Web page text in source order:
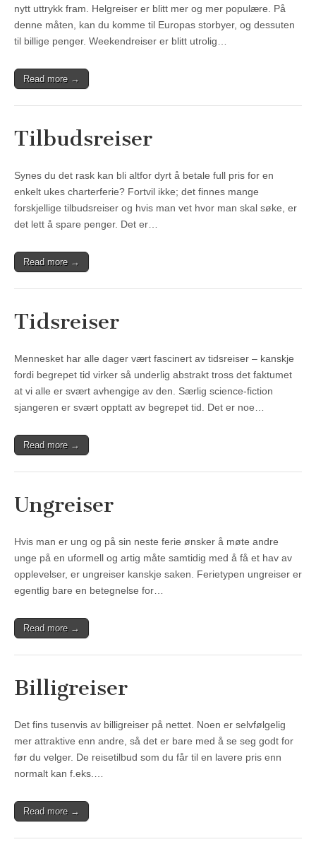
nytt uttrykk fram. Helgreiser er blitt mer og mer populære. På
denne måten, kan du komme til Europas storbyer, og dessuten
til billige penger. Weekendreiser er blitt utrolig…
Read more →
Tilbudsreiser
Synes du det rask kan bli altfor dyrt å betale full pris for en
enkelt ukes charterferie? Fortvil ikke; det finnes mange
forskjellige tilbudsreiser og hvis man vet hvor man skal søke, er
det lett å spare penger. Det er…
Read more →
Tidsreiser
Mennesket har alle dager vært fascinert av tidsreiser – kanskje
fordi begrepet tid virker så underlig abstrakt tross det faktumet
at vi alle er svært avhengige av den. Særlig science-fiction
sjangeren er svært opptatt av begrepet tid. Det er noe…
Read more →
Ungreiser
Hvis man er ung og på sin neste ferie ønsker å møte andre
unge på en uformell og artig måte samtidig med å få et hav av
opplevelser, er ungreiser kanskje saken. Ferietypen ungreiser er
egentlig bare en betegnelse for…
Read more →
Billigreiser
Det fins tusenvis av billigreiser på nettet. Noen er selvfølgelig
mer attraktive enn andre, så det er bare med å se seg godt for
før du velger. De reisetilbud som du får til en lavere pris enn
normalt kan f.eks.…
Read more →